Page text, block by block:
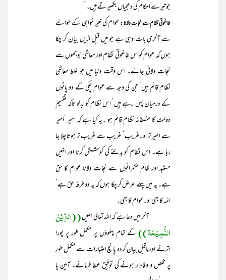
جو تیرے احکام کی دھجیاں بکھیرتے ہیں۔‘‘
طاغوتی نظام سے نجات دلانا :عوام کی خیر خواہی کے حوالے
سے آخری بات وہی ہے جو میں قبل ازیں بیان کر چکا
ہوں کہ عوام کواس طاغوتی نظام اور معاشی بوجھوں سے
نجات دلائی جائے۔ اس وقت دنیا میں جو غلط معاشی
نظام قائم ہیں‘ جن کی وجہ سے عوام چکی کے دو پاٹوں
کے درمیان پس رہے ہیں‘ اس نظام کو بدلو تاکہ تقسیم
دولت کا منصفانہ نظام قائم ہو ۔یہ کیا ہے کہ امیر ‘امیر
سے امیر تر اور غریب‘ غریب سے غریب تر ہوتا چلا جا
رہا ہے۔ اس نظام کو بدلنے کی کوشش کرنا اور انہیں
مستبد اور ظالم حکمرانوں سے نجات دلانا عوام کا حق
ہے۔ یہ میں پہلے عرض کر چکا ہوں کہ یہ دو طرفہ حق ہے‘
ائمہ کا بھی اور عوام کا بھی۔
آخر میں دعا ہے کہ اللہ تعالیٰ ہمیں((الدِّیْنُ
النَّصِیْحَۃ))کے تمام پہلوؤں پر مکمل طور پر پورا
اترنے اور ماقبل بیان کردہ پانچ اعتبارات سے مکمل طور
پر مخلص و وفادار ہونے کی توفیق عطا فرمائے۔ آمین یا